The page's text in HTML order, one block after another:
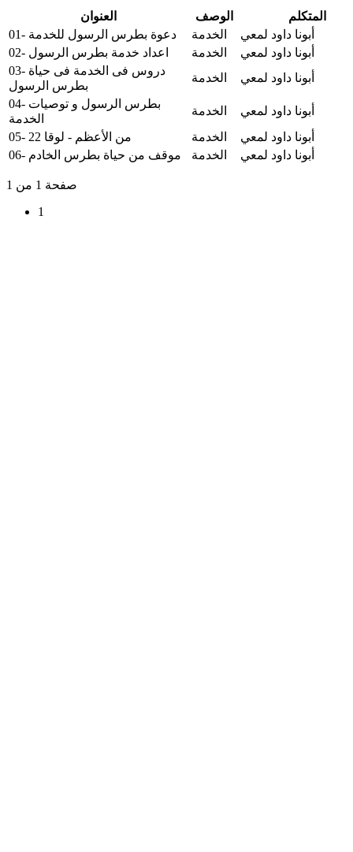
العنوان الوصف
المتكلم
01- دعوة بطرس الرسول للخدمة
الخدمة
أبونا داود لمعي
02- اعداد خدمة بطرس الرسول
الخدمة
أبونا داود لمعي
03- دروس فى الخدمة فى حياة
بطرس الرسول
الخدمة
أبونا داود لمعي
04- بطرس الرسول و توصيات
الخدمة
الخدمة
أبونا داود لمعي
05- من الأعظم - لوقا 22
الخدمة
أبونا داود لمعي
06- موقف من حياة بطرس الخادم
الخدمة أبونا داود لمعي
صفحة 1 من 1
1